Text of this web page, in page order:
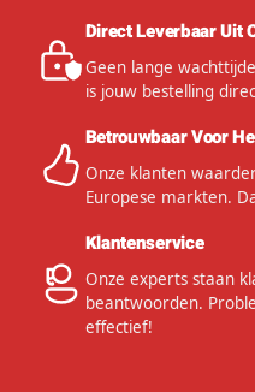
Direct Leverbaar Uit
Geen lange
is jouw bestelling
Betrouwbaar Voor
Onze klanten
Europese markten.
Klantenservice
Onze experts staan
beantwoorden.
effectief!